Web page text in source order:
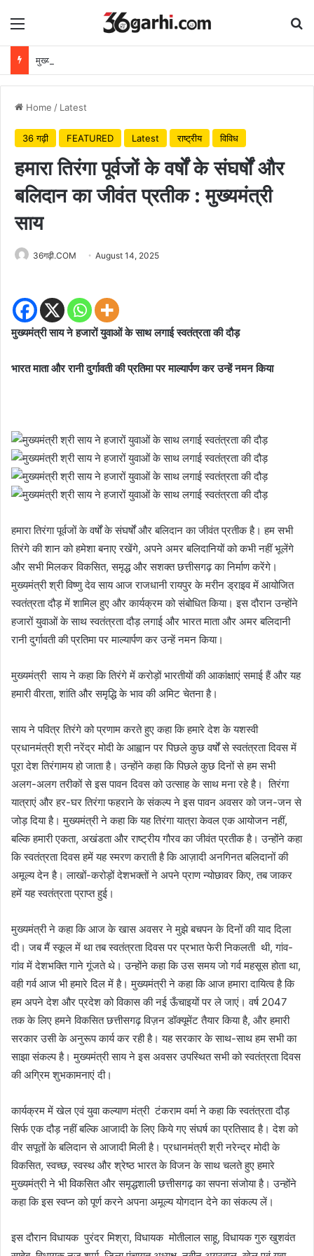
Menu
Home / Latest
36 गढ़ी FEATURED Latest राष्ट्रीय विविध
हमारा तिरंगा पूर्वजों के वर्षों के संघर्षों और
बलिदान का जीवंत प्रतीक : मुख्यमंत्री
साय
36गढ़ी.COM August 14, 2025
मुख्यमंत्री साय ने हजारों युवाओं के साथ लगाई स्वतंत्रता की दौड़
भारत माता और रानी दुर्गावती की प्रतिमा पर माल्यार्पण कर उन्हें नमन किया
हमारा तिरंगा पूर्वजों के वर्षों के संघर्षों और बलिदान का जीवंत प्रतीक है। हम सभी
तिरंगे की शान को हमेशा बनाए रखेंगे, अपने अमर बलिदानियों को कभी नहीं भूलेंगे
और सभी मिलकर विकसित, समृद्ध और सशक्त छत्तीसगढ़ का निर्माण करेंगे।
मुख्यमंत्री श्री विष्णु देव साय आज राजधानी रायपुर के मरीन ड्राइव में आयोजित
स्वतंत्रता दौड़ में शामिल हुए और कार्यक्रम को संबोधित किया। इस दौरान उन्होंने
हजारों युवाओं के साथ स्वतंत्रता दौड़ लगाई और भारत माता और अमर बलिदानी
रानी दुर्गावती की प्रतिमा पर माल्यार्पण कर उन्हें नमन किया।
मुख्यमंत्री साय ने कहा कि तिरंगे में करोड़ों भारतीयों की आकांक्षाएं समाई हैं और यह
हमारी वीरता, शांति और समृद्धि के भाव की अमिट चेतना है।
साय ने पवित्र तिरंगे को प्रणाम करते हुए कहा कि हमारे देश के यशस्वी
प्रधानमंत्री श्री नरेंद्र मोदी के आह्वान पर पिछले कुछ वर्षों से स्वतंत्रता दिवस में
पूरा देश तिरंगामय हो जाता है। उन्होंने कहा कि पिछले कुछ दिनों से हम सभी
अलग-अलग तरीकों से इस पावन दिवस को उत्साह के साथ मना रहे है। तिरंगा
यात्राएं और हर-घर तिरंगा फहराने के संकल्प ने इस पावन अवसर को जन-जन से
जोड़ दिया है। मुख्यमंत्री ने कहा कि यह तिरंगा यात्रा केवल एक आयोजन नहीं,
बल्कि हमारी एकता, अखंडता और राष्ट्रीय गौरव का जीवंत प्रतीक है। उन्होंने कहा
कि स्वतंत्रता दिवस हमें यह स्मरण कराती है कि आज़ादी अनगिनत बलिदानों की
अमूल्य देन है। लाखों-करोड़ों देशभक्तों ने अपने प्राण न्योछावर किए, तब जाकर
हमें यह स्वतंत्रता प्राप्त हुई।
मुख्यमंत्री ने कहा कि आज के खास अवसर ने मुझे बचपन के दिनों की याद दिला
दी। जब मैं स्कूल में था तब स्वतंत्रता दिवस पर प्रभात फेरी निकलती थी, गांव-
गांव में देशभक्ति गाने गूंजते थे। उन्होंने कहा कि उस समय जो गर्व महसूस होता था,
वही गर्व आज भी हमारे दिल में है। मुख्यमंत्री ने कहा कि आज हमारा दायित्व है कि
हम अपने देश और प्रदेश को विकास की नई ऊँचाइयों पर ले जाएं। वर्ष 2047
तक के लिए हमने विकसित छत्तीसगढ़ विज़न डॉक्यूमेंट तैयार किया है, और हमारी
सरकार उसी के अनुरूप कार्य कर रही है। यह सरकार के साथ-साथ हम सभी का
साझा संकल्प है। मुख्यमंत्री साय ने इस अवसर उपस्थित सभी को स्वतंत्रता दिवस
की अग्रिम शुभकामनाएं दी।
कार्यक्रम में खेल एवं युवा कल्याण मंत्री टंकराम वर्मा ने कहा कि स्वतंत्रता दौड़
सिर्फ एक दौड़ नहीं बल्कि आजादी के लिए किये गए संघर्ष का प्रतिसाद है। देश को
वीर सपूतों के बलिदान से आजादी मिली है। प्रधानमंत्री श्री नरेन्द्र मोदी के
विकसित, स्वच्छ, स्वस्थ और श्रेष्ठ भारत के विजन के साथ चलते हुए हमारे
मुख्यमंत्री ने भी विकसित और समृद्धशाली छत्तीसगढ़ का सपना संजोया है। उन्होंने
कहा कि इस स्वप्न को पूर्ण करने अपना अमूल्य योगदान देने का संकल्प लें।
इस दौरान विधायक पुरंदर मिश्रा, विधायक मोतीलाल साहू, विधायक गुरु खुशवंत